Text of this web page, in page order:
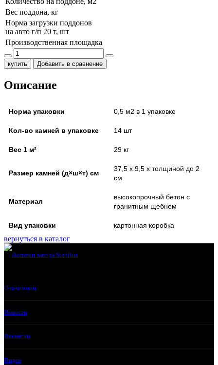
Вес поддона, кг
Норма загрузки поддонов
на авто г/п 20 т, шт
Производственная площадка
купить Добавить в сравнение
Описание
Норма упаковки 0,5 м2 в 1 упаковке
Кол-во камней в упаковке 14 шт
Вес 1 м² 29 кг
Размер камней (д×ш×т) см
37,5 х 9,5 х толщиной до 2
см
Материал
высокопрочный бетон с
гранитным щебнем
Вид упаковки картонная коробка
вернуться в каталог
О компании
Новости
Вакансии
Видео